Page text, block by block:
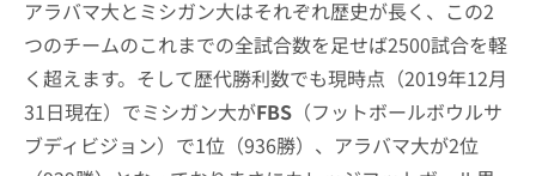
アラバマ大とミシガン大はそれぞれ歴史が長く、この2
つのチームのこれまでの全試合数を足せば2500試合を軽
く超えます。そして歴代勝利数でも現時点（2019年12月
31日現在）でミシガン大がFBS （フットボールボウルサ
ブディビジョン）で1位（936勝）、アラバマ大が2位